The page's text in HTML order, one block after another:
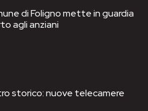
di Foligno mette in guardia
agli anziani
storico: nuove telecamere